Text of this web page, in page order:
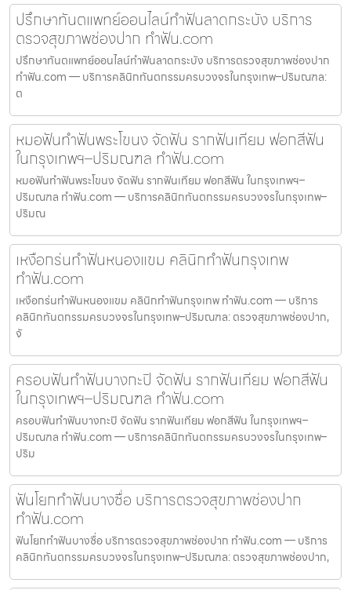
ปรึกษาทันตแพทย์ออนไลน์ทำฟันลาดกระบัง บริการ
ตรวจสุขภาพช่องปาก ทำฟัน.com
ปรึกษาทันตแพทย์ออนไลน์ทำฟันลาดกระบัง บริการตรวจสุขภาพช่องปาก
ทำฟัน.com — บริการคลินิกทันตกรรมครบวงจรในกรุงเทพ–ปริมณฑล:
ต
หมอฟันทำฟันพระโขนง จัดฟัน รากฟันเทียม ฟอกสีฟัน
ในกรุงเทพฯ–ปริมณฑล ทำฟัน.com
หมอฟันทำฟันพระโขนง จัดฟัน รากฟันเทียม ฟอกสีฟัน ในกรุงเทพฯ–
ปริมณฑล ทำฟัน.com — บริการคลินิกทันตกรรมครบวงจรในกรุงเทพ–
ปริมณ
เหงือกร่นทำฟันหนองแขม คลินิกทำฟันกรุงเทพ
ทำฟัน.com
เหงือกร่นทำฟันหนองแขม คลินิกทำฟันกรุงเทพ ทำฟัน.com — บริการ
คลินิกทันตกรรมครบวงจรในกรุงเทพ–ปริมณฑล: ตรวจสุขภาพช่องปาก,
จั
ครอบฟันทำฟันบางกะปิ จัดฟัน รากฟันเทียม ฟอกสีฟัน
ในกรุงเทพฯ–ปริมณฑล ทำฟัน.com
ครอบฟันทำฟันบางกะปิ จัดฟัน รากฟันเทียม ฟอกสีฟัน ในกรุงเทพฯ–
ปริมณฑล ทำฟัน.com — บริการคลินิกทันตกรรมครบวงจรในกรุงเทพ–
ปริม
ฟันโยกทำฟันบางซื่อ บริการตรวจสุขภาพช่องปาก
ทำฟัน.com
ฟันโยกทำฟันบางซื่อ บริการตรวจสุขภาพช่องปาก ทำฟัน.com — บริการ
คลินิกทันตกรรมครบวงจรในกรุงเทพ–ปริมณฑล: ตรวจสุขภาพช่องปาก,